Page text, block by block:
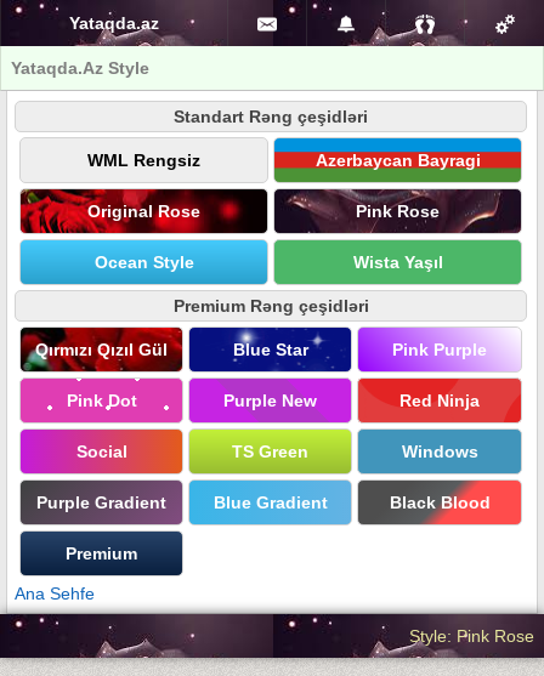
Yataqda.az
Yataqda.Az Style
Standart Rəng çeşidləri
WML Rengsiz Azerbaycan Bayragi
Original Rose Pink Rose
Ocean Style Wista Yaşıl
Premium Rəng çeşidləri
Qırmızı Qızıl Gül Blue Star Pink Purple
Pink Dot Purple New Red Ninja
Social TS Green Windows
Purple Gradient Blue Gradient Black Blood
Premium
Ana Sehfe
Style: Pink Rose